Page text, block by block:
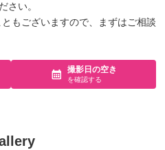
さい。
もございますので、まずはご相談
撮影日の空き
を確認する